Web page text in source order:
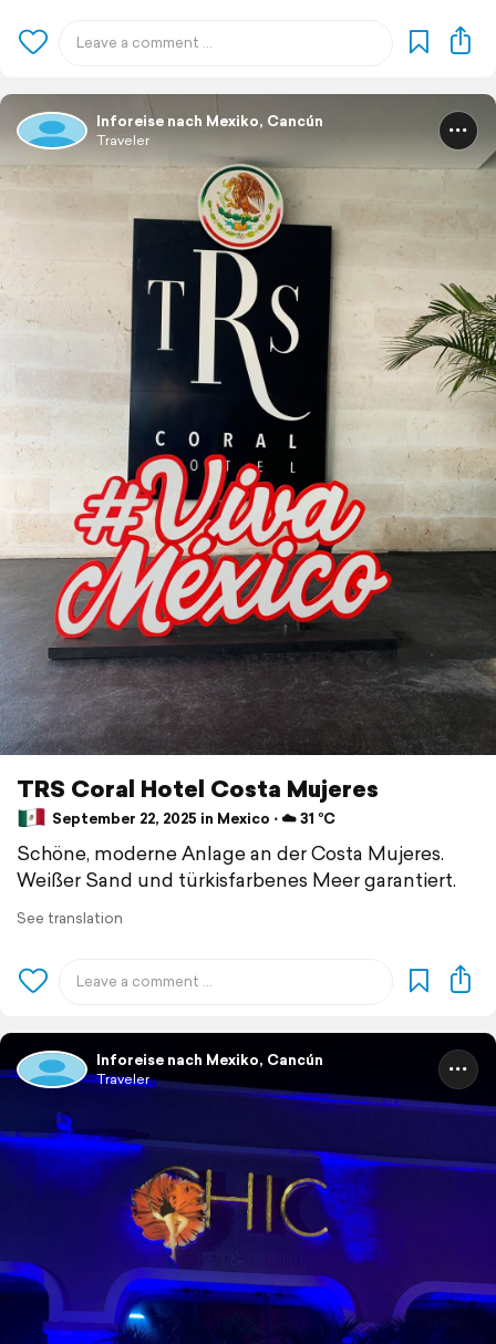
Inforeise nach Mexiko, Cancún
Traveler
TRS Coral Hotel Costa Mujeres
September 22, 2025 in Mexico ⋅ ☁️ 31 °C
Schöne, moderne Anlage an der Costa Mujeres.
Weißer Sand und türkisfarbenes Meer garantiert.
See translation
Inforeise nach Mexiko, Cancún
Traveler